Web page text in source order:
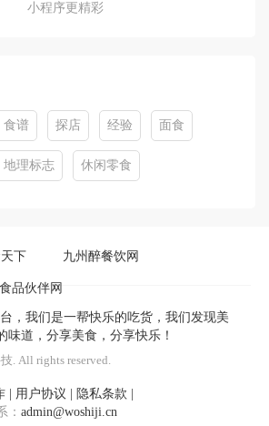
小程序更精彩
食谱 探店 经验 面食
地理标志 休闲零食
下 九州醉餐饮网
食品伙伴网
，我们是一帮快乐的吃货，我们发现美
味道，分享美食，分享快乐！
. All rights reserved.
用户协议 隐私条款
： admin@woshiji.cn